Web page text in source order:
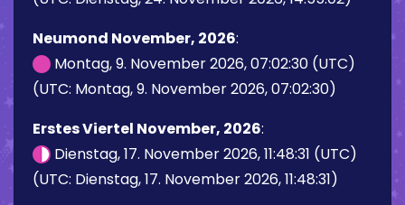
Neumond November, 2026:
Montag, 9. November 2026, 07:02:30 (UTC)
(UTC: Montag, 9. November 2026, 07:02:30)
Erstes Viertel November, 2026:
Dienstag, 17. November 2026, 11:48:31 (UTC)
(UTC: Dienstag, 17. November 2026, 11:48:31)